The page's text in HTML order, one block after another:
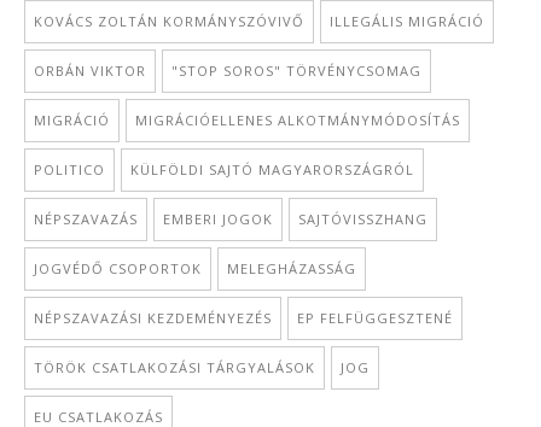
KOVÁCS ZOLTÁN KORMÁNYSZÓVIVŐ ILLEGÁLIS MIGRÁCIÓ
ORBÁN VIKTOR "STOP SOROS" TÖRVÉNYCSOMAG
MIGRÁCIÓ MIGRÁCIÓELLENES ALKOTMÁNYMÓDOSÍTÁS
POLITICO KÜLFÖLDI SAJTÓ MAGYARORSZÁGRÓL
NÉPSZAVAZÁS EMBERI JOGOK SAJTÓVISSZHANG
JOGVÉDŐ CSOPORTOK MELEGHÁZASSÁG
NÉPSZAVAZÁSI KEZDEMÉNYEZÉS EP FELFÜGGESZTENÉ
TÖRÖK CSATLAKOZÁSI TÁRGYALÁSOK JOG
EU CSATLAKOZÁS